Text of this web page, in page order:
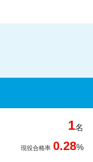
1名
現役合格率 0.28%